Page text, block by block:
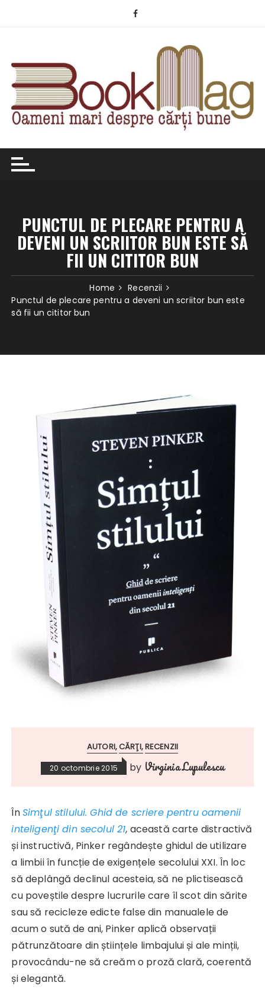
PUNCTUL DE PLECARE PENTRU A
DEVENI UN SCRIITOR BUN ESTE SĂ
FII UN CITITOR BUN
Home
Recenzii
Punctul de plecare pentru a deveni un scriitor bun este
să fii un cititor bun
AUTORI CĂRŢI RECENZII
20 octombrie 2015 by Virginia Lupulescu
ÎnSimţul stilului. Ghid de scriere pentru oamenii
inteligenţi din secolul 21, această carte distractivă
și instructivă, Pinker regândește ghidul de utilizare
a limbii în funcție de exigențele secolului XXI. În loc
să deplângă declinul acesteia, să ne plictisească
cu poveștile despre lucrurile care îl scot din sărite
sau să recicleze edicte false din manualele de
acum o sută de ani, Pinker aplică observații
pătrunzătoare din științele limbajului și ale minții,
provocându-ne să creăm o proză clară, coerentă
și elegantă.